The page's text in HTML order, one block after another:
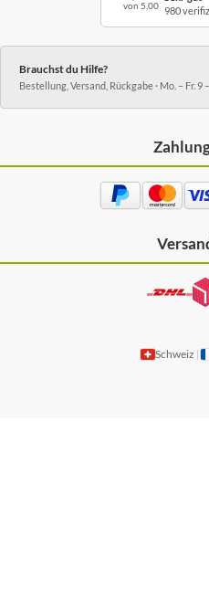
von 5,00 980
Brauchst du Hilfe?
Bestellung, Versand, Rückgabe · Mo. – Fr. 9
Schweiz